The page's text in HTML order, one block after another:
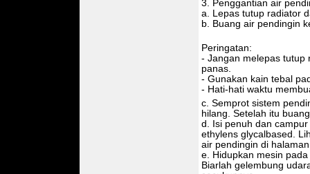
3. Penggantian air
a. Lepas tutup radiator
b. Buang air pendingin
Peringatan:
- Jangan melepas tutup
panas.
- Gunakan kain tebal
- Hati-hati waktu
c. Semprot sistem
hilang. Setelah itu
d. Isi penuh dan
ethylens glycalbased.
air pendingin di
e. Hidupkan mesin
Biarlah gelembung